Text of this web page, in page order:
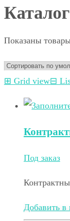
Показаны
⊞ Grid view⊟
Под заказ
Добавить в